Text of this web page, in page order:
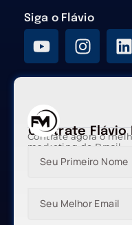
Siga o Flávio
Contrate Flávio
Contrate agora o
marketing do Brasil